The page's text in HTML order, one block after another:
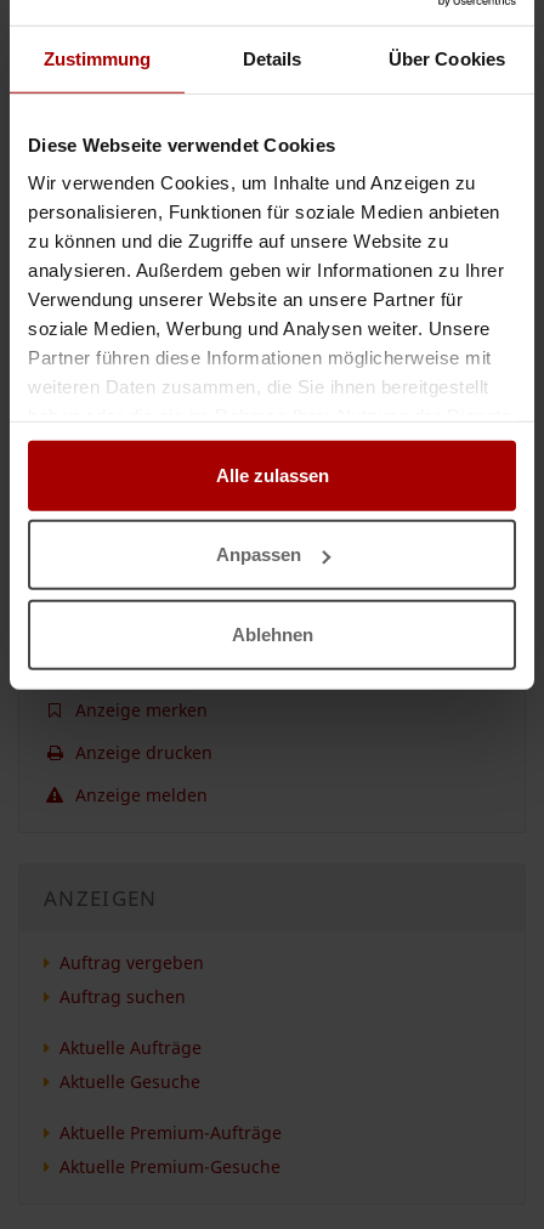
Zustimmung Details Über Cookies
Diese Webseite verwendet Cookies
Wir verwenden Cookies, um Inhalte und Anzeigen zu
personalisieren, Funktionen für soziale Medien anbieten
zu können und die Zugriffe auf unsere Website zu
analysieren. Außerdem geben wir Informationen zu Ihrer
Verwendung unserer Website an unsere Partner für
soziale Medien, Werbung und Analysen weiter. Unsere
Partner führen diese Informationen möglicherweise mit
weiteren Daten zusammen, die Sie ihnen bereitgestellt
gesammelt haben.
Alle zulassen
Anpassen
Ablehnen
Wir suchen: 2 WIG-Schweißer und 2 Vorrichter nach Isometrie
Auftragswert: VHB EUR
Nachunternehmer für Stahlhallenmontage gesucht
Auftragswert: VHB EUR
Wir suchen erfahrene Montageunternehmen oder Montageteams für die
Montage von Stahlhallen. Projektinformationen: Montageort: 51143 /K ÖLN
Ausführungszeitraum: 25.09.2026 Stahlkonstruktion: 30 ..
Nicht der passende Auftrag?
Jetzt freie Kapazitäten melden.
Anzeige merken
Anzeige drucken
Anzeige melden
ANZEIGEN
Auftrag vergeben
Auftrag suchen
Aktuelle Aufträge
Aktuelle Gesuche
Aktuelle Premium-Aufträge
Aktuelle Premium-Gesuche